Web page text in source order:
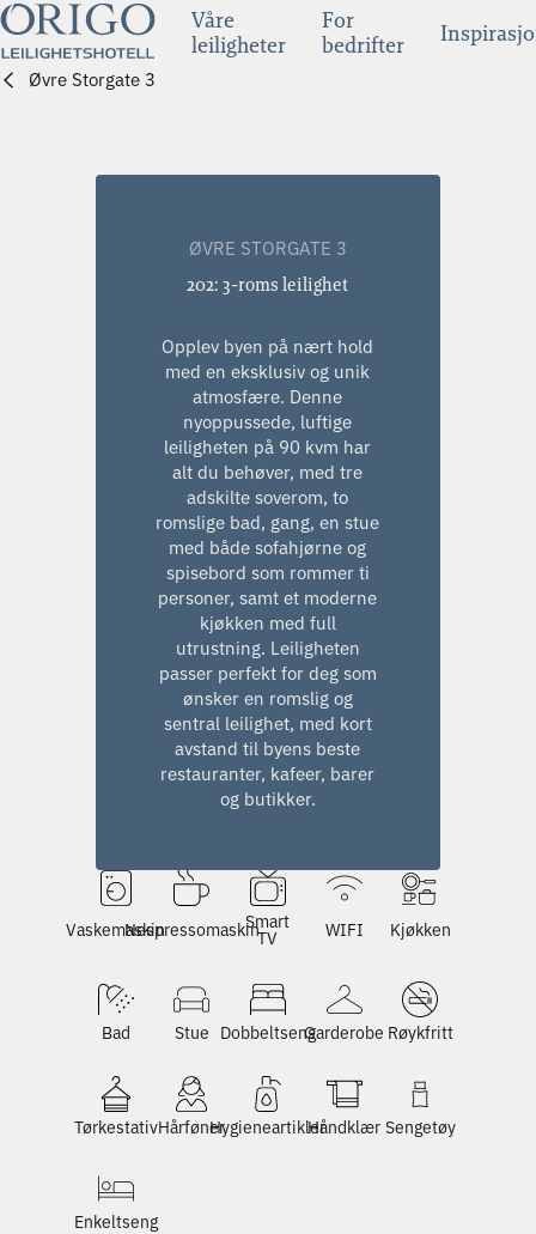
Våre
leiligheter
For
bedrifter
Øvre Storgate 3
ØVRE STORGATE 3
202: 3-roms leilighet
Opplev byen på nært hold
med en eksklusiv og unik
atmosfære. Denne
nyoppussede, luftige
leiligheten på 90 kvm har
alt du behøver, med tre
adskilte soverom, to
romslige bad, gang, en stue
med både sofahjørne og
spisebord som rommer ti
personer, samt et moderne
kjøkken med full
utrustning. Leiligheten
passer perfekt for deg som
ønsker en romslig og
sentral leilighet, med kort
avstand til byens beste
restauranter, kafeer, barer
og butikker.
VaskemaskinNespressomaskinSmart
TV WIFI Kjøkken
Bad Stue DobbeltsengGarderobe Røykfritt
TørkestativHårfønerHygieneartiklerHåndklær Sengetøy
Enkeltseng